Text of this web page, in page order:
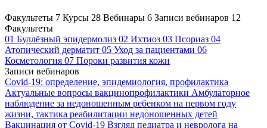
Факультеты 7 Курсы 28 Вебинары 6 Записи вебинаров 12
Факультеты
01 Буллёзный эпидермолиз 02 Ихтиоз 03 Псориаз 04
Атопический дерматит 05 Уход за пациентами 06
Косметология 07 Пороки развития кожи
Записи вебинаров
Covid-19: определение, эпидемиология, профилактика
Актуальные вопросы вакцинопрофилактики Амбулаторное
наблюдение за недоношенным ребенком на первом году
жизни, тактика реабилитации недоношенных детей
Вакцинация от Covid-19 Взгляд педиатра и невролога на